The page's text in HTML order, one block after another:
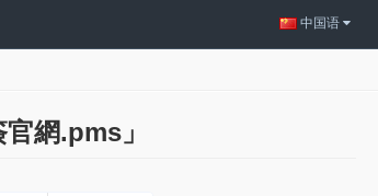
中国语
網.pms」